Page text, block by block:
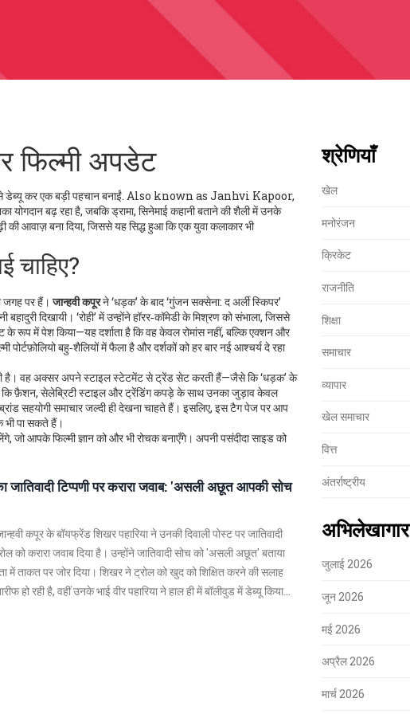
फिल्मी अपडेट
डेब्यू कर एक बड़ी पहचान बनाईं. Also known as Janhvi Kapoor,
योगदान बढ़ रहा है, जबकिड्रामा, सिनेमाई कहानी बताने की शैलीमें उनके
की आवाज़ बना दिया, जिससे यह सिद्ध हुआ कि एक युवा कलाकार भी
चाहिए?
जगह पर हैं।जान्हवी कपूरने ‘धड़क’ के बाद ‘गुंजन सक्सेना: द अर्ली स्किपर’
दिखायी। ‘रोही’ में उन्होंने हॉरर‑कॉमेडी के मिश्रण को संभाला, जिससे
रूप में पेश किया—यह दर्शाता है कि वह केवल रोमांस नहीं, बल्कि एक्शन और
बहु‑शैलियों में फैला है और दर्शकों को हर बार नई आश्चर्य दे रहा
है। वह अक्सर अपने स्टाइल स्टेटमेंट से ट्रेंड सेट करती हैं—जैसे कि ‘धड़क’ के
किफ़ैशन, सेलेब्रिटी स्टाइल और ट्रेंडिंग कपड़ेके साथ उनका जुड़ाव केवल
सहयोगी समाचार जल्दी ही देखना चाहते हैं। इसलिए, इस टैग पेज पर आप
भी पा सकते हैं।
जो आपके फिल्मी ज्ञान को और भी रोचक बनाएँगे। अपनी पसंदीदा साइड को
जातिवादी टिप्पणी पर करारा जवाब: 'असली अछूत आपकी सोच
कपूर के बॉयफ्रेंड शिखर पहारिया ने उनकी दिवाली पोस्ट पर जातिवादी
को करारा जवाब दिया है। उन्होंने जातिवादी सोच को 'असली अछूत' बताया
में ताकत पर जोर दिया। शिखर ने ट्रोल को खुद को शिक्षित करने की सलाह
हो रही है, वहीं उनके भाई वीर पहारिया ने हाल ही में बॉलीवुड में डेब्यू किया
श्रेणियाँ
खेल
मनोरंजन
क्रिकेट
राजनीति
शिक्षा
समाचार
व्यापार
खेल समाचार
वित्त
अंतर्राष्ट्रीय
अभिलेखागार
जुलाई 2026
जून 2026
मई 2026
अप्रैल 2026
मार्च 2026